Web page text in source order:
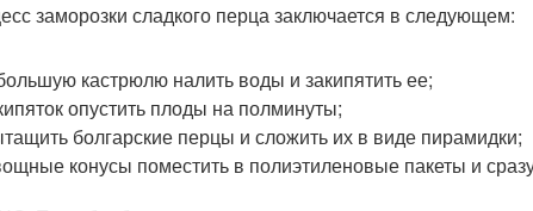
заморозки сладкого перца заключается в следующем:
кастрюлю налить воды и закипятить ее;
опустить плоды на полминуты;
болгарские перцы и сложить их в виде пирамидки;
конусы поместить в полиэтиленовые пакеты и